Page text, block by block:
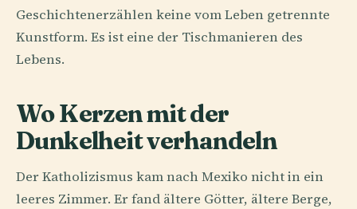
Geschichtenerzählen keine vom Leben getrennte
Kunstform. Es ist eine der Tischmanieren des
Lebens.
Wo Kerzen mit der
Dunkelheit verhandeln
Der Katholizismus kam nach Mexiko nicht in ein
leeres Zimmer. Er fand ältere Götter, ältere Berge,